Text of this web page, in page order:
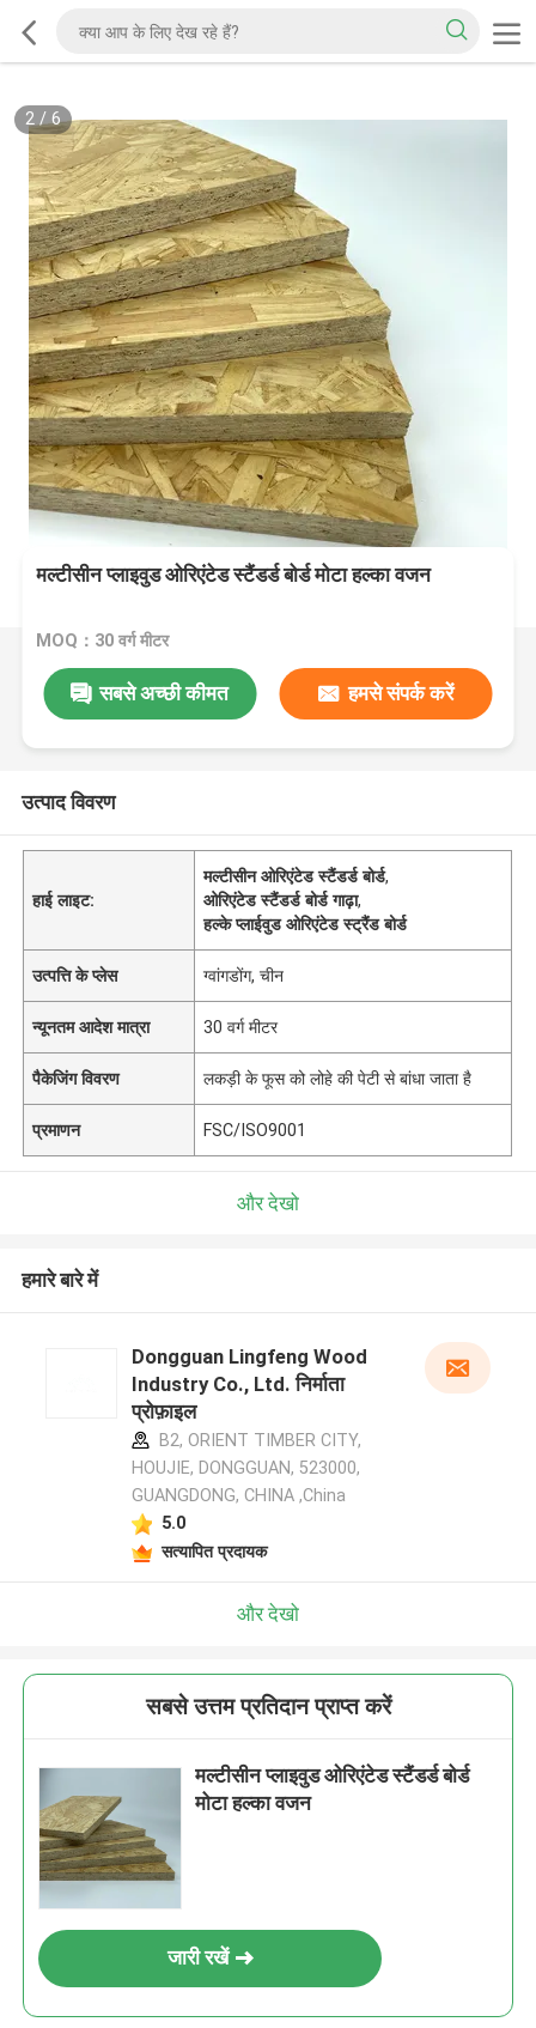
2/6
मल्टीसीन प्लाइवुड ओरिएंटेड स्टैंडर्ड बोर्ड मोटा हल्का वजन
MOQ：30 वर्ग मीटर
सबसे अच्छी कीमत हमसे संपर्क करें
उत्पाद विवरण
हाई लाइट:
मल्टीसीन ओरिएंटेड स्टैंडर्ड बोर्ड,
ओरिएंटेड स्टैंडर्ड बोर्ड गाढ़ा,
हल्के प्लाईवुड ओरिएंटेड स्ट्रैंड बोर्ड
उत्पत्ति के प्लेस ग्वांगडोंग, चीन
न्यूनतम आदेश मात्रा 30 वर्ग मीटर
पैकेजिंग विवरण लकड़ी के फूस को लोहे की पेटी से बांधा जाता है
प्रमाणन FSC/ISO9001
और देखो
हमारे बारे में
Dongguan Lingfeng Wood
Industry Co., Ltd. निर्माता
प्रोफ़ाइल
B2, ORIENT TIMBER CITY,
HOUJIE, DONGGUAN, 523000,
GUANGDONG, CHINA ,China
5.0
सत्यापित प्रदायक
और देखो
सबसे उत्तम प्रतिदान प्राप्त करें
मल्टीसीन प्लाइवुड ओरिएंटेड स्टैंडर्ड बोर्ड
मोटा हल्का वजन
जारी रखें